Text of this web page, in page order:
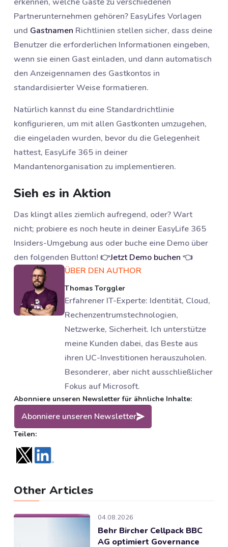
Partnerunternehmen gehören? EasyLifes Vorlagen
und Gastnamen Richtlinien stellen sicher, dass deine
Benutzer die erforderlichen Informationen eingeben,
wenn sie einen Gast einladen, und dann automatisch
den Anzeigennamen des Gastkontos in
standardisierter Weise formatieren.
Natürlich kannst du eine Standardrichtlinie
konfigurieren, um mit allen Gastkonten umzugehen,
die eingeladen wurden, bevor du die Gelegenheit
hattest, EasyLife 365 in deiner
Mandantenorganisation zu implementieren.
Sieh es in Aktion
Das klingt alles ziemlich aufregend, oder? Wart
nicht; probiere es noch heute in deiner EasyLife 365
Insiders-Umgebung aus oder buche eine Demo über
den folgenden Button! 👉Jetzt Demo buchen 👈
ÜBER DEN AUTHOR
Thomas Torggler
Erfahrener IT-Experte: Identität, Cloud,
Rechenzentrumstechnologien,
Netzwerke, Sicherheit. Ich unterstütze
meine Kunden dabei, das Beste aus
ihren UC-Investitionen herauszuholen.
Besonderer, aber nicht ausschließlicher
Fokus auf Microsoft.
Abonniere unseren Newsletter für ähnliche Inhalte:
Abonniere unseren Newsletter
Teilen:
Other Articles
04.08.2026
Behr Bircher Cellpack BBC
AG optimiert Governance